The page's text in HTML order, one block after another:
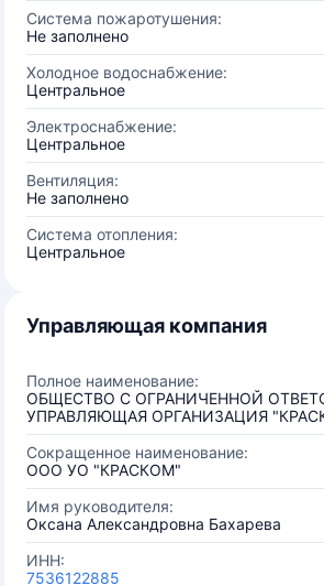
Система пожаротушения:
Не заполнено
Холодное водоснабжение:
Центральное
Электроснабжение:
Центральное
Вентиляция:
Не заполнено
Система отопления:
Центральное
Управляющая компания
Полное наименование:
ОБЩЕСТВО С ОГРАНИЧЕННОЙ
УПРАВЛЯЮЩАЯ ОРГАНИЗАЦИЯ
Сокращенное наименование:
ООО УО "КРАСКОМ"
Имя руководителя:
Оксана Александровна Бахарева
ИНН:
7536122885